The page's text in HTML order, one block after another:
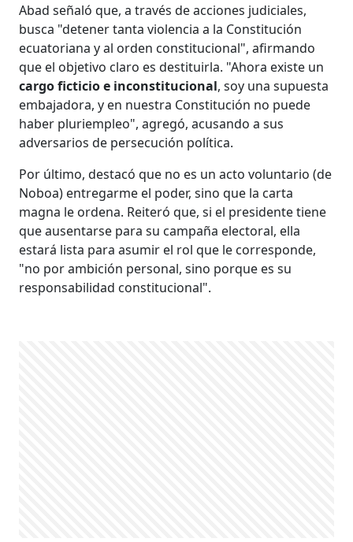
Abad señaló que, a través de acciones judiciales,
busca "detener tanta violencia a la Constitución
ecuatoriana y al orden constitucional", afirmando
que el objetivo claro es destituirla. "Ahora existe un
cargo ficticio e inconstitucional, soy una supuesta
embajadora, y en nuestra Constitución no puede
haber pluriempleo", agregó, acusando a sus
adversarios de persecución política.
Por último, destacó que no es un acto voluntario (de
Noboa) entregarme el poder, sino que la carta
magna le ordena. Reiteró que, si el presidente tiene
que ausentarse para su campaña electoral, ella
estará lista para asumir el rol que le corresponde,
"no por ambición personal, sino porque es su
responsabilidad constitucional".